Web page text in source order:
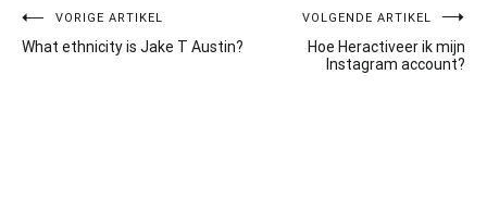
Bericht
navigatie
VORIGE ARTIKEL
What ethnicity is Jake T Austin?
VOLGENDE ARTIKEL
Hoe Heractiveer ik mijn
Instagram account?